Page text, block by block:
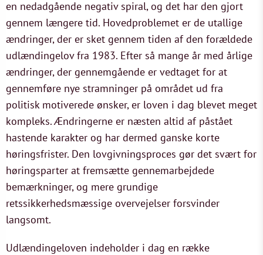
en nedadgående negativ spiral, og det har den gjort
gennem længere tid. Hovedproblemet er de utallige
ændringer, der er sket gennem tiden af den forældede
udlændingelov fra 1983. Efter så mange år med årlige
ændringer, der gennemgående er vedtaget for at
gennemføre nye stramninger på området ud fra
politisk motiverede ønsker, er loven i dag blevet meget
kompleks. Ændringerne er næsten altid af påstået
hastende karakter og har dermed ganske korte
høringsfrister. Den lovgivningsproces gør det svært for
høringsparter at fremsætte gennemarbejdede
bemærkninger, og mere grundige
retssikkerhedsmæssige overvejelser forsvinder
langsomt.
Udlændingeloven indeholder i dag en række